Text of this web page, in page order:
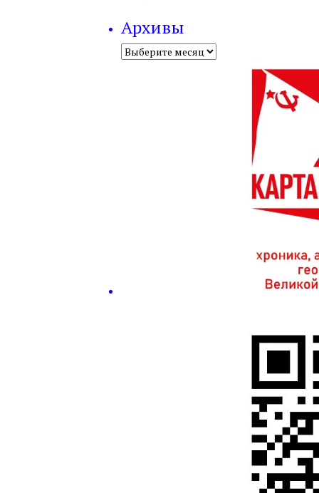
Архивы
Архивы